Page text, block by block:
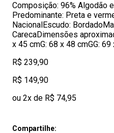
Composição: 96% Algodão
Predominante: Preta e
NacionalEscudo:
CarecaDimensões
x 45 cmG: 68 x 48 cmGG:
R$ 239,90
R$ 149,90
ou 2x de R$ 74,95
Compartilhe: